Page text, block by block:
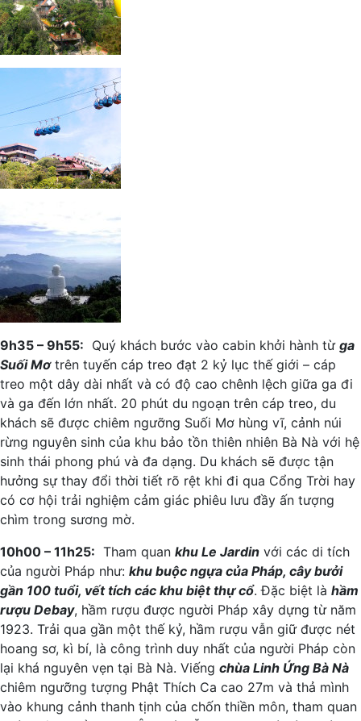
9h35 – 9h55: Quý khách bước vào cabin khởi hành từ ga
Suối Mơtrên tuyến cáp treo đạt 2 kỷ lục thế giới – cáp
treo một dây dài nhất và có độ cao chênh lệch giữa ga đi
và ga đến lớn nhất. 20 phút du ngoạn trên cáp treo, du
khách sẽ được chiêm ngưỡng Suối Mơ hùng vĩ, cảnh núi
rừng nguyên sinh của khu bảo tồn thiên nhiên Bà Nà với hệ
sinh thái phong phú và đa dạng. Du khách sẽ được tận
hưởng sự thay đổi thời tiết rõ rệt khi đi qua Cổng Trời hay
có cơ hội trải nghiệm cảm giác phiêu lưu đầy ấn tượng
chìm trong sương mờ.
10h00 – 11h25: Tham quan khu Le Jardin với các di tích
của người Pháp như: khu buộc ngựa của Pháp, cây bưởi
gần 100 tuổi, vết tích các khu biệt thự cổ. Đặc biệt là hầm
rượu Debay, hầm rượu được người Pháp xây dựng từ năm
1923. Trải qua gần một thế kỷ, hầm rượu vẫn giữ được nét
hoang sơ, kì bí, là công trình duy nhất của người Pháp còn
lại khá nguyên vẹn tại Bà Nà. Viếng chùa Linh Ứng Bà Nà
chiêm ngưỡng tượng Phật Thích Ca cao 27m và thả mình
vào khung cảnh thanh tịnh của chốn thiền môn, tham quan